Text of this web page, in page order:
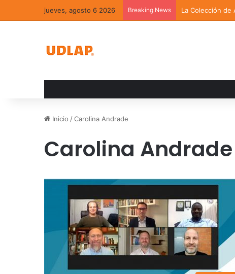
jueves, agosto 6 2026 Breaking News La Colección de
Inicio /Carolina Andrade
Carolina Andrade